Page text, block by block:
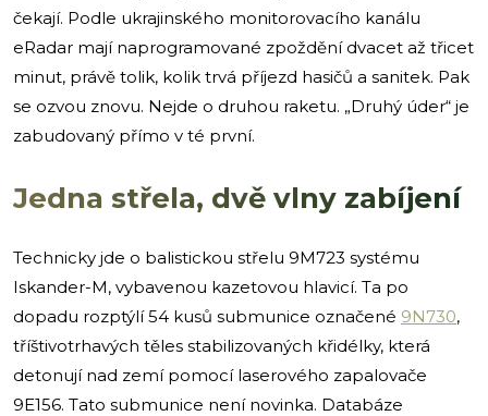
čekají. Podle ukrajinského monitorovacího kanálu
eRadar mají naprogramované zpoždění dvacet až třicet
minut, právě tolik, kolik trvá příjezd hasičů a sanitek. Pak
se ozvou znovu. Nejde o druhou raketu. „Druhý úder“ je
zabudovaný přímo v té první.
Jedna střela, dvě vlny zabíjení
Technicky jde o balistickou střelu 9M723 systému
Iskander-M, vybavenou kazetovou hlavicí. Ta po
dopadu rozptýlí 54 kusů submunice označené 9N730,
tříštivotrhavých těles stabilizovaných křidélky, která
detonují nad zemí pomocí laserového zapalovače
9E156. Tato submunice není novinka. Databáze